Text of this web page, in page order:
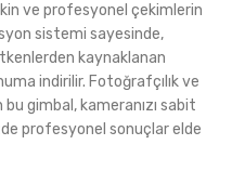
ve profesyonel çekimlerin
sistemi sayesinde,
kaynaklanan
indirilir. Fotoğrafçılık ve
gimbal, kameranızı sabit
profesyonel sonuçlar elde